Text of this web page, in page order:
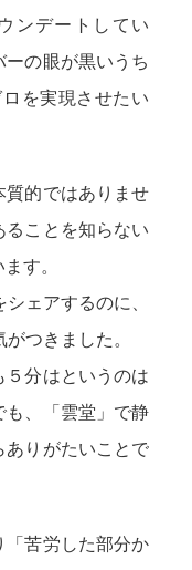
ンデートしてい
ーの眼が黒いうち
を実現させたい
的ではありませ
ることを知らない
す。
ェアするのに、
つきました。
分はというのは
も、「雲堂」で静
ありがたいことで
「苦労した部分か